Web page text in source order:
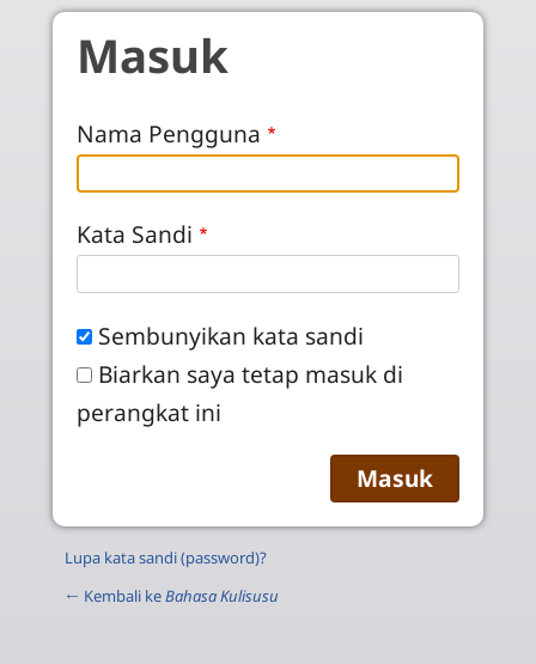
Skip to main content
Masuk
Nama Pengguna
Kata Sandi
Sembunyikan kata sandi
Biarkan saya tetap masuk di
perangkat ini
Lupa kata sandi (password)?
← Kembali keBahasa Kulisusu